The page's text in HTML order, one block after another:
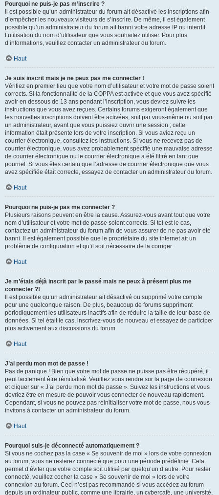
Pourquoi ne puis-je pas m’inscrire ?
Il est possible qu’un administrateur du forum ait désactivé les inscriptions afin
d’empêcher les nouveaux visiteurs de s’inscrire. De même, il est également
possible qu’un administrateur du forum ait banni votre adresse IP ou interdit
l’utilisation du nom d’utilisateur que vous souhaitez utiliser. Pour plus
d’informations, veuillez contacter un administrateur du forum.
Haut
Je suis inscrit mais je ne peux pas me connecter !
Vérifiez en premier lieu que votre nom d’utilisateur et votre mot de passe soient
corrects. Si la fonctionnalité de la COPPA est activée et que vous avez spécifié
avoir en dessous de 13 ans pendant l’inscription, vous devrez suivre les
instructions que vous avez reçues. Certains forums exigeront également que
les nouvelles inscriptions doivent être activées, soit par vous-même ou soit par
un administrateur, avant que vous puissiez ouvrir une session ; cette
information était présente lors de votre inscription. Si vous aviez reçu un
courrier électronique, consultez les instructions. Si vous ne recevez pas de
courrier électronique, vous avez probablement spécifié une mauvaise adresse
de courrier électronique ou le courrier électronique a été filtré en tant que
pourriel. Si vous êtes certain que l’adresse de courrier électronique que vous
avez spécifiée était correcte, essayez de contacter un administrateur du forum.
Haut
Pourquoi ne puis-je pas me connecter ?
Plusieurs raisons peuvent en être la cause. Assurez-vous avant tout que votre
nom d’utilisateur et votre mot de passe soient corrects. Si tel est le cas,
contactez un administrateur du forum afin de vous assurer de ne pas avoir été
banni. Il est également possible que le propriétaire du site internet ait un
problème de configuration et qu’il soit nécessaire de la corriger.
Haut
Je m’étais déjà inscrit par le passé mais ne peux à présent plus me
connecter ?!
Il est possible qu’un administrateur ait désactivé ou supprimé votre compte
pour une quelconque raison. De plus, beaucoup de forums suppriment
périodiquement les utilisateurs inactifs afin de réduire la taille de leur base de
données. Si tel était le cas, inscrivez-vous de nouveau et essayez de participer
plus activement aux discussions du forum.
Haut
J’ai perdu mon mot de passe !
Pas de panique ! Bien que votre mot de passe ne puisse pas être récupéré, il
peut facilement être réinitialisé. Veuillez vous rendre sur la page de connexion
et cliquer sur « J’ai perdu mon mot de passe ». Suivez les instructions et vous
devriez être en mesure de pouvoir vous connecter de nouveau rapidement.
Cependant, si vous ne pouvez pas réinitialiser votre mot de passe, nous vous
invitons à contacter un administrateur du forum.
Haut
Pourquoi suis-je déconnecté automatiquement ?
Si vous ne cochez pas la case « Se souvenir de moi » lors de votre connexion
au forum, vous ne resterez connecté que pour une période prédéfinie. Cela
permet d’éviter que votre compte soit utilisé par quelqu’un d’autre. Pour rester
connecté, veuillez cocher la case « Se souvenir de moi » lors de votre
connexion au forum. Ceci n’est pas recommandé si vous accédez au forum
depuis un ordinateur public, comme une librairie, un cybercafé, une université,